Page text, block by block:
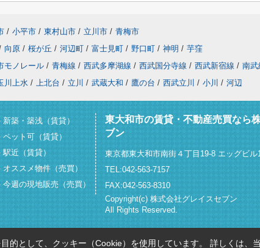
/ 小平市 / 東村山市 / 立川市 / 青梅市
向原 / 桜が丘 / 河辺町 / 富士見町 / 野口町 / 神明 / 芋窪
モノレール / 青梅線 / 西武多摩湖線 / 西武国分寺線 / 西武新宿線 / 南武
川上水 / 上北台 / 立川 / 武蔵大和 / 鷹の台 / 西武立川 / 小川 / 河辺
新築・築浅（賃貸）
ペット可（賃貸）
駅近（賃貸）
オススメ物件（売買）
今週の現地販売（売買）
東大和市の賃貸・不動産売買なら
ブン
東京都東大和市南街４丁目19-8 エッグビル
TEL:042-563-7157
FAX:042-563-8310
Copyright(c) 株式会社グレイスセブン
All Rights Reserved.
的として、クッキー（Cookie）を使用しています。 詳しくは、